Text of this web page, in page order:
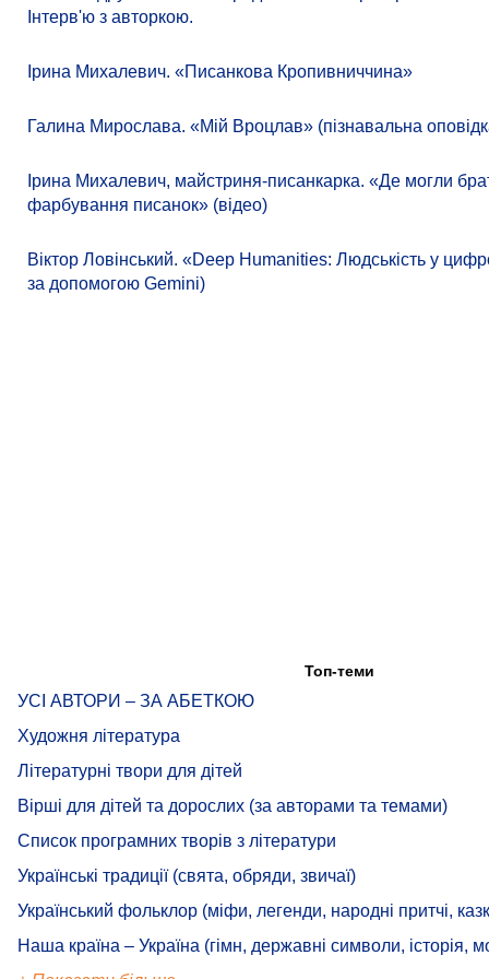
Інтерв'ю з авторкою.
Ірина Михалевич. «Писанкова Кропивниччина»
Галина Мирослава. «Мій Вроцлав» (пізнавальна
Ірина Михалевич, майстриня-писанкарка. «Де могли
фарбування писанок» (відео)
Віктор Ловінський. «Deep Humanities: Людськість у
за допомогою Gemini)
Топ-теми
УСІ АВТОРИ – ЗА АБЕТКОЮ
Художня література
Літературні твори для дітей
Вірші для дітей та дорослих (за авторами та темами)
Список програмних творів з літератури
Українські традиції (свята, обряди, звичаї)
Український фольклор (міфи, легенди, народні притчі,
Наша країна – Україна (гімн, державні символи, історія,